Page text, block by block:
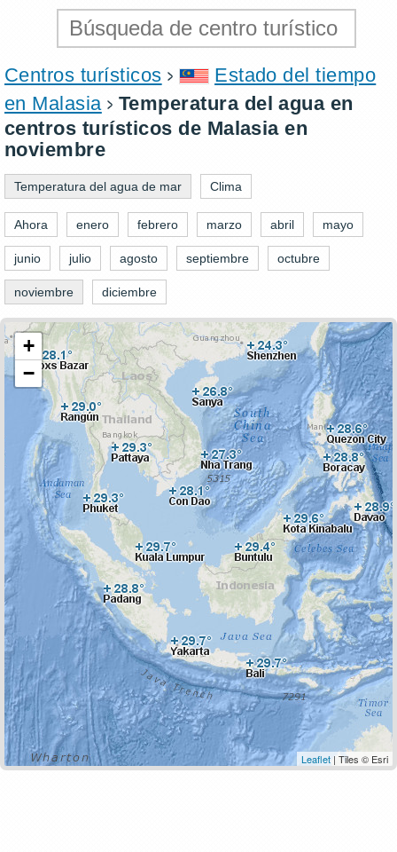
Centros turísticos
Estado del tiempo
en Malasia
Temperatura del agua en
centros turísticos de Malasia en
noviembre
Temperatura del agua de mar Clima
Ahora enero febrero marzo abril mayo
junio julio agosto septiembre octubre
noviembre diciembre
+
−
Leaflet | Tiles © Esri